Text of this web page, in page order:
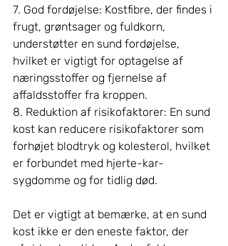
7. God fordøjelse: Kostfibre, der findes i
frugt, grøntsager og fuldkorn,
understøtter en sund fordøjelse,
hvilket er vigtigt for optagelse af
næringsstoffer og fjernelse af
affaldsstoffer fra kroppen.
8. Reduktion af risikofaktorer: En sund
kost kan reducere risikofaktorer som
forhøjet blodtryk og kolesterol, hvilket
er forbundet med hjerte-kar-
sygdomme og for tidlig død.
Det er vigtigt at bemærke, at en sund
kost ikke er den eneste faktor, der